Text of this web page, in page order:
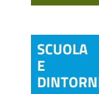
SCUOLA
E